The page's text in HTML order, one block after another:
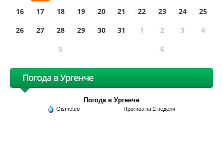
16
17 18 19 20 21 22 23 24
25
26
27 28 29 30 31 1 2 3
4
5
6
Погода в Ургенче
Погода в Ургенче
Gismeteo Прогноз на 2 недели